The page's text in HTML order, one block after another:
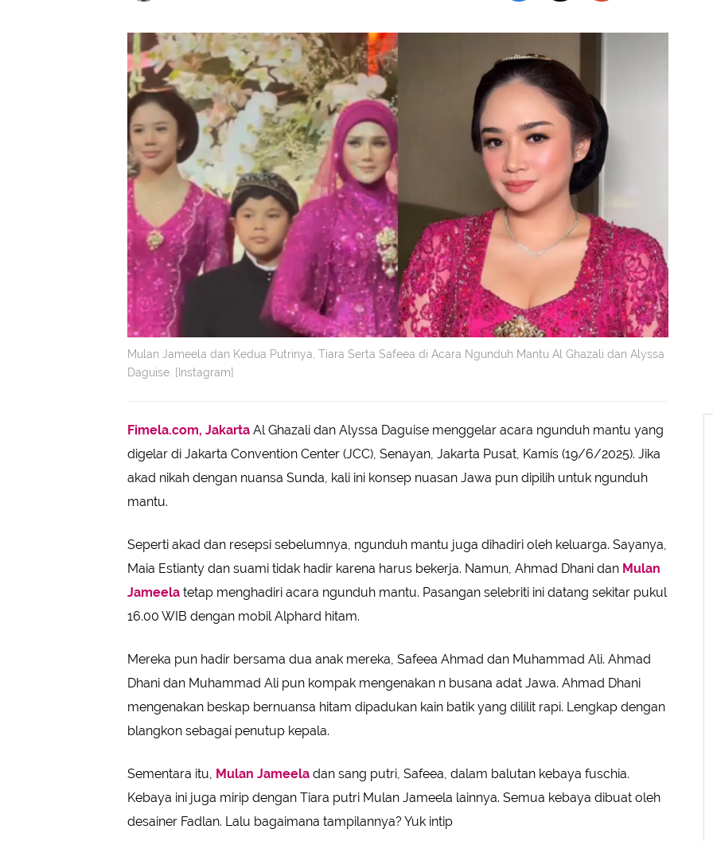
Mulan Jameela dan Kedua Putrinya, Tiara Serta Safeea di Acara Ngunduh Mantu Al Ghazali dan Alyssa
Daguise. [Instagram]
Fimela.com, Jakarta Al Ghazali dan Alyssa Daguise menggelar acara ngunduh mantu yang
digelar di Jakarta Convention Center (JCC), Senayan, Jakarta Pusat, Kamis (19/6/2025). Jika
akad nikah dengan nuansa Sunda, kali ini konsep nuasan Jawa pun dipilih untuk ngunduh
mantu.
Seperti akad dan resepsi sebelumnya, ngunduh mantu juga dihadiri oleh keluarga. Sayanya,
Maia Estianty dan suami tidak hadir karena harus bekerja. Namun, Ahmad Dhani dan Mulan
Jameela tetap menghadiri acara ngunduh mantu. Pasangan selebriti ini datang sekitar pukul
16.00 WIB dengan mobil Alphard hitam.
Mereka pun hadir bersama dua anak mereka, Safeea Ahmad dan Muhammad Ali. Ahmad
Dhani dan Muhammad Ali pun kompak mengenakan n busana adat Jawa. Ahmad Dhani
mengenakan beskap bernuansa hitam dipadukan kain batik yang dililit rapi. Lengkap dengan
blangkon sebagai penutup kepala.
Sementara itu, Mulan Jameela dan sang putri, Safeea, dalam balutan kebaya fuschia.
Kebaya ini juga mirip dengan Tiara putri Mulan Jameela lainnya. Semua kebaya dibuat oleh
desainer Fadlan. Lalu bagaimana tampilannya? Yuk intip